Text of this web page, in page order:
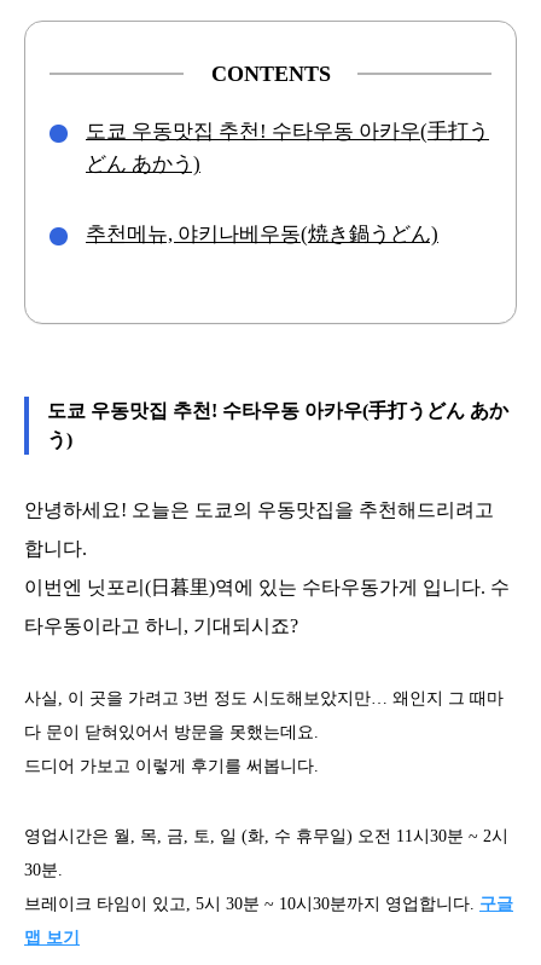
CONTENTS
도쿄 우동맛집 추천! 수타우동 아카우(手打う
どん あかう)
추천메뉴, 야키나베우동(焼き鍋うどん)
도쿄 우동맛집 추천! 수타우동 아카우(手打うどん あか
う)
안녕하세요! 오늘은 도쿄의 우동맛집을 추천해드리려고
합니다.
이번엔 닛포리(日暮里)역에 있는 수타우동가게 입니다. 수
타우동이라고 하니, 기대되시죠?
사실, 이 곳을 가려고 3번 정도 시도해보았지만… 왜인지 그 때마
다 문이 닫혀있어서 방문을 못했는데요.
드디어 가보고 이렇게 후기를 써봅니다.
영업시간은 월, 목, 금, 토, 일 (화, 수 휴무일) 오전 11시30분 ~ 2시
30분.
브레이크 타임이 있고, 5시 30분 ~ 10시30분까지 영업합니다. 구글
맵 보기